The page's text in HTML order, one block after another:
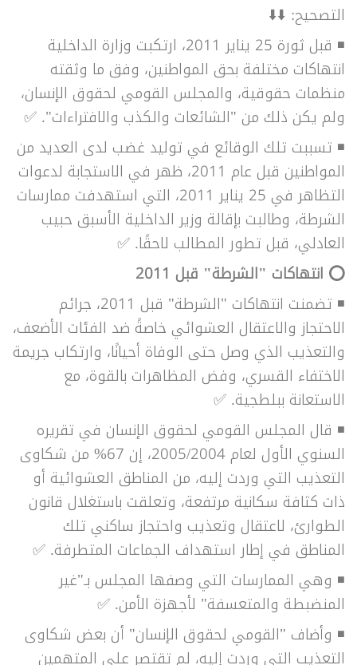
التصحيح: ⬇️⬇️
◾ قبل ثورة 25 يناير 2011، ارتكبت وزارة الداخلية
انتهاكات مختلفة بحق المواطنين، وفق ما وثقته
منظمات حقوقية، والمجلس القومي لحقوق الإنسان،
ولم يكن ذلك من "الشائعات والكذب والافتراءات". ✅
◾ تسببت تلك الوقائع في توليد غضب لدى العديد من
المواطنين قبل عام 2011، ظهر في الاستجابة لدعوات
التظاهر في 25 يناير 2011، التي استهدفت ممارسات
الشرطة، وطالبت بإقالة وزير الداخلية الأسبق حبيب
العادلي، قبل تطور المطالب لاحقًا. ✅
⭕ انتهاكات "الشرطة" قبل 2011
◾ تضمنت انتهاكات "الشرطة" قبل 2011، جرائم
الاحتجاز والاعتقال العشوائي خاصةً ضد الفئات الأضعف،
والتعذيب الذي وصل حتى الوفاة أحيانًا، وارتكاب جريمة
الاختفاء القسري، وفض المظاهرات بالقوة، مع
الاستعانة ببلطجية. ✅
◾ قال المجلس القومي لحقوق الإنسان في تقريره
السنوي الأول لعام 2005/2004، إن 67% من شكاوى
التعذيب التي وردت إليه، من المناطق العشوائية أو
ذات كثافة سكانية مرتفعة، وتعلقت باستغلال قانون
الطوارئ، لاعتقال وتعذيب واحتجاز ساكني تلك
المناطق في إطار استهداف الجماعات المتطرفة. ✅
◾ وهي الممارسات التي وصفها المجلس بـ"غير
المنضبطة والمتعسفة" لأجهزة الأمن. ✅
◾ وأضاف "القومي لحقوق الإنسان" أن بعض شكاوى
التعذيب التي وردت إليه، لم تقتصر على المتهمين